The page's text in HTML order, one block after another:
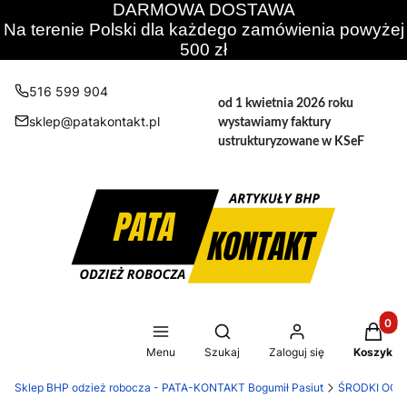
DARMOWA DOSTAWA
Na terenie Polski dla każdego zamówienia powyżej
500 zł
516 599 904
sklep@patakontakt.pl
od 1 kwietnia 2026 roku
wystawiamy faktury
ustrukturyzowane w KSeF
Menu
Otwórz wyszukiwarkę
Szukaj Zaloguj się Koszyk
Sklep BHP odzież robocza - PATA-KONTAKT Bogumił Pasiut ŚRODKI